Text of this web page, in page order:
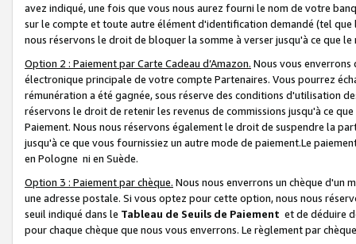
avez indiqué, une fois que vous nous aurez fourni le nom de votre
sur le compte et toute autre élément d'identification demandé (tel que
nous réservons le droit de bloquer la somme à verser jusqu'à ce que
Option 2 : Paiement par Carte Cadeau d’Amazon. Nous vous
électronique principale de votre compte Partenaires. Vous pourrez
rémunération a été gagnée, sous réserve des conditions d'utilisation
réservons le droit de retenir les revenus de commissions jusqu'à ce
Paiement. Nous nous réservons également le droit de suspendre la
jusqu'à ce que vous fournissiez un autre mode de paiement.Le
en Pologne ni en Suède.
Option 3 : Paiement par chèque. Nous nous enverrons un chèque d'un
une adresse postale. Si vous optez pour cette option, nous nous
seuil indiqué dans le Tableau de Seuils de Paiement et de déduire
pour chaque chèque que nous vous enverrons. Le règlement par